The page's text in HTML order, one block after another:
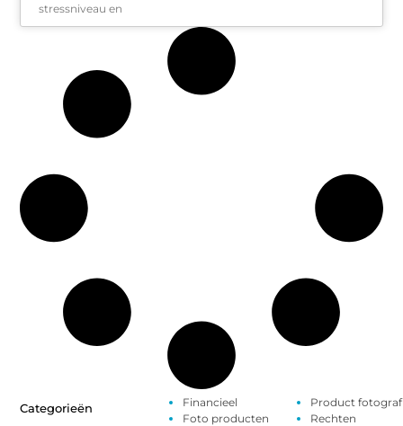
stressniveau en
Categorieën
Financieel
Foto producten
Product
Rechten